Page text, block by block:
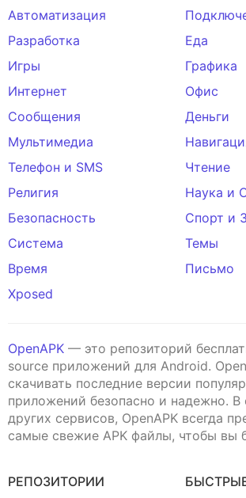
Автоматизация
Разработка
Еда
Игры
Графика
Интернет
Офис
Сообщения
Деньги
Мультимедиа
Телефон и SMS
Чтение
Религия
Наука и
Безопасность
Спорт и
Система
Темы
Время
Письмо
Xposed
OpenAPK — это репозиторий
source приложений для Android.
скачивать последние версии
приложений безопасно и надежно. В
других сервисов, OpenAPK всегда
самые свежие APK файлы, чтобы вы
РЕПОЗИТОРИИ